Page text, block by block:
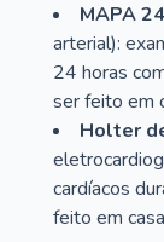
MAPA
arterial):
24 horas
ser feito em
Holter
cardíacos
feito em